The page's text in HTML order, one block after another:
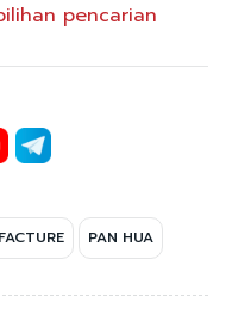
pencarian
PAN HUA